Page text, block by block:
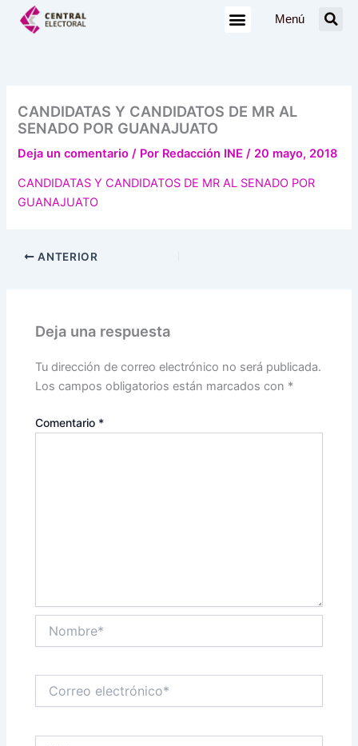
Menú
CANDIDATAS Y CANDIDATOS DE MR AL
SENADO POR GUANAJUATO
Deja un comentario / Por Redacción INE/ 20 mayo, 2018
CANDIDATAS Y CANDIDATOS DE MR AL SENADO POR
GUANAJUATO
ANTERIOR
Deja una respuesta
Tu dirección de correo electrónico no será publicada.
Los campos obligatorios están marcados con *
Comentario *
electrónico*